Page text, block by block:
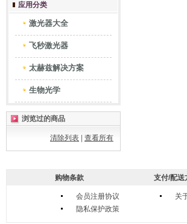
应用分类
激光器大全
飞秒激光器
太赫兹解决方案
生物光学
浏览过的商品
清除列表 查看所有
购物条款
会员注册协议
隐私保护政策
支付/配送
关